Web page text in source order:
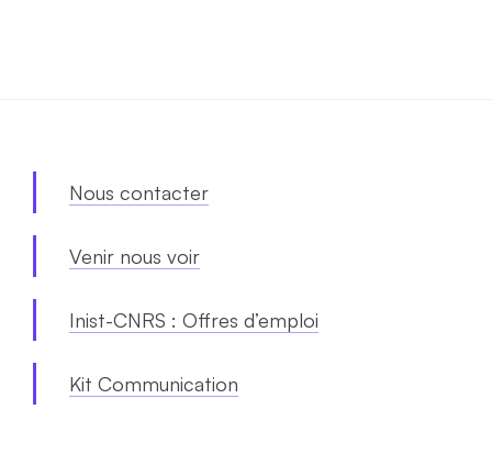
Nous contacter
Venir nous voir
Inist-CNRS : Offres d’emploi
Kit Communication